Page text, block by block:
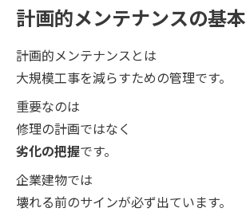
計画的メンテナンスの基本
計画的メンテナンスとは
大規模工事を減らすための管理です。
重要なのは
修理の計画ではなく
劣化の把握です。
企業建物では
壊れる前のサインが必ず出ています。